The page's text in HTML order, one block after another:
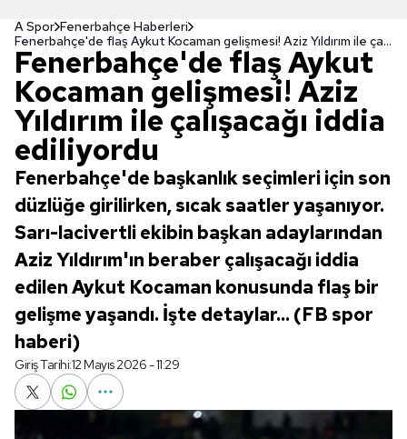
A Spor Fenerbahçe Haberleri
Fenerbahçe'de flaş Aykut Kocaman gelişmesi! Aziz Yıldırım ile çalışacağı iddia ediliyordu
Fenerbahçe'de flaş Aykut
Kocaman gelişmesi! Aziz
Yıldırım ile çalışacağı iddia
ediliyordu
Fenerbahçe'de başkanlık seçimleri için son
düzlüğe girilirken, sıcak saatler yaşanıyor.
Sarı-lacivertli ekibin başkan adaylarından
Aziz Yıldırım'ın beraber çalışacağı iddia
edilen Aykut Kocaman konusunda flaş bir
gelişme yaşandı. İşte detaylar... (FB spor
haberi)
Giriş Tarihi:12 Mayıs 2026 - 11:29